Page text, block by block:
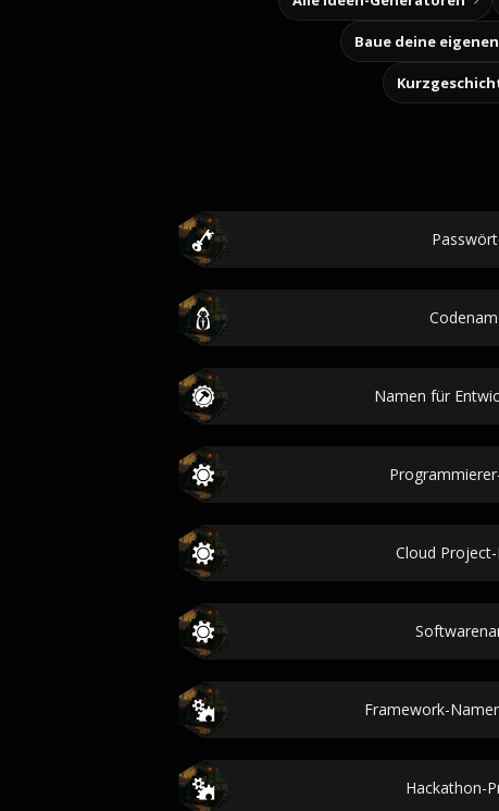
Namen für
Cloud
Framework-
Hackathon-